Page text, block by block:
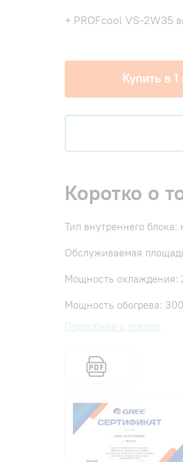
+ PROFcool VS-2W35
Купить в 1
Коротко о
Тип внутреннего блока:
Обслуживаемая
Мощность охлаждения:
Мощность обогрева:
Подробнее о товаре